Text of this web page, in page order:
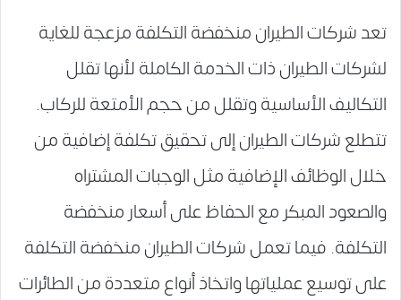
تعد شركات الطيران منخفضة التكلفة مزعجة للغاية
لشركات الطيران ذات الخدمة الكاملة لأنها تقلل
التكاليف الأساسية وتقلل من حجم الأمتعة للركاب.
تتطلع شركات الطيران إلى تحقيق تكلفة إضافية من
خلال الوظائف الإضافية مثل الوجبات المشتراه
والصعود المبكر مع الحفاظ على أسعار منخفضة
التكلفة. فيما تعمل شركات الطيران منخفضة التكلفة
على توسيع عملياتها واتخاذ أنواع متعددة من الطائرات